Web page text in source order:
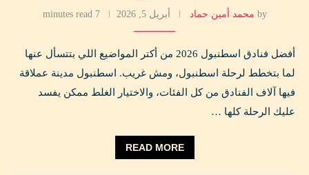
by محمد أمين حماد أبريل 5, 2026 7 minutes read
أفضل فنادق اسطنبول 2026 من أكتر المواضيع اللي بتتسأل عنها
لما بتخطط لرحلة اسطنبول، ومش غريب. اسطنبول مدينة عملاقة
فيها آلاف الفنادق من كل الفئات، والاختيار الغلط ممكن يفسد
عليك الرحلة كلها …
READ MORE